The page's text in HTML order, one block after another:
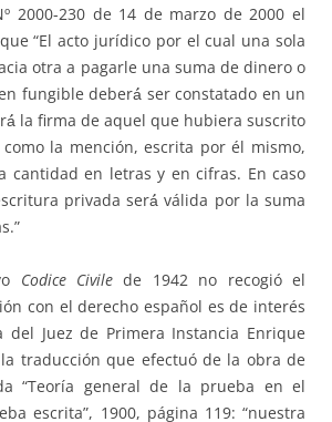
2000-230 de 14 de marzo de 2000 el
“El acto jurídico por el cual una sola
otra a pagarle una suma de dinero o
fungible deberá́ ser constatado en un
la firma de aquel que hubiera suscrito
la mención, escrita por él mismo,
cantidad en letras y en cifras. En caso
privada será́ válida por la suma
Codice Civile de 1942 no recogió el
con el derecho español es de interés
Juez de Primera Instancia Enrique
traducción que efectuó de la obra de
“Teoría general de la prueba en el
escrita”, 1900, página 119: “nuestra